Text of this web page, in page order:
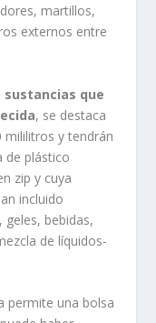
martillos,
externos entre
sustancias que
, se destaca
mililitros y tendrán
de plástico
zip y cuya
incluido
bebidas,
de líquidos-
permite una bolsa